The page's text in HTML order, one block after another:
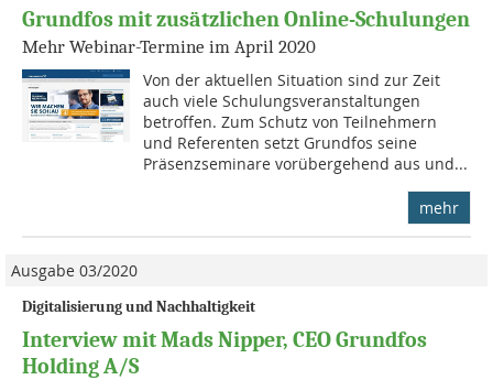
Grundfos mit zusätzlichen Online-Schulungen
Mehr Webinar-Termine im April 2020
Von der aktuellen Situation sind zur Zeit
auch viele Schulungsveranstaltungen
betroffen. Zum Schutz von Teilnehmern
und Referenten setzt Grundfos seine
Präsenzseminare vorübergehend aus und...
mehr
Ausgabe 03/2020
Digitalisierung und Nachhaltigkeit
Interview mit Mads Nipper, CEO Grundfos
Holding A/S